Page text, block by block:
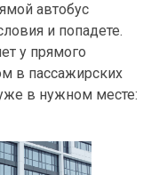
автобус
и попадете.
у прямого
в пассажирских
в нужном месте: